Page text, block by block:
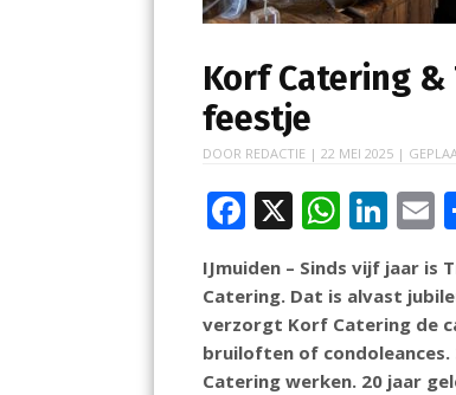
Korf Catering
feestje
DOOR REDACTIE |22 MEI 2025 |
F
ac
e
b
o
X W
h
at
s
A
Li
n
k
e
dI
E
l
IJmuiden – Sinds vijf jaar is
Catering. Dat is alvast
verzorgt Korf Catering de
bruiloften of condoleances.
Catering werken. 20 jaar